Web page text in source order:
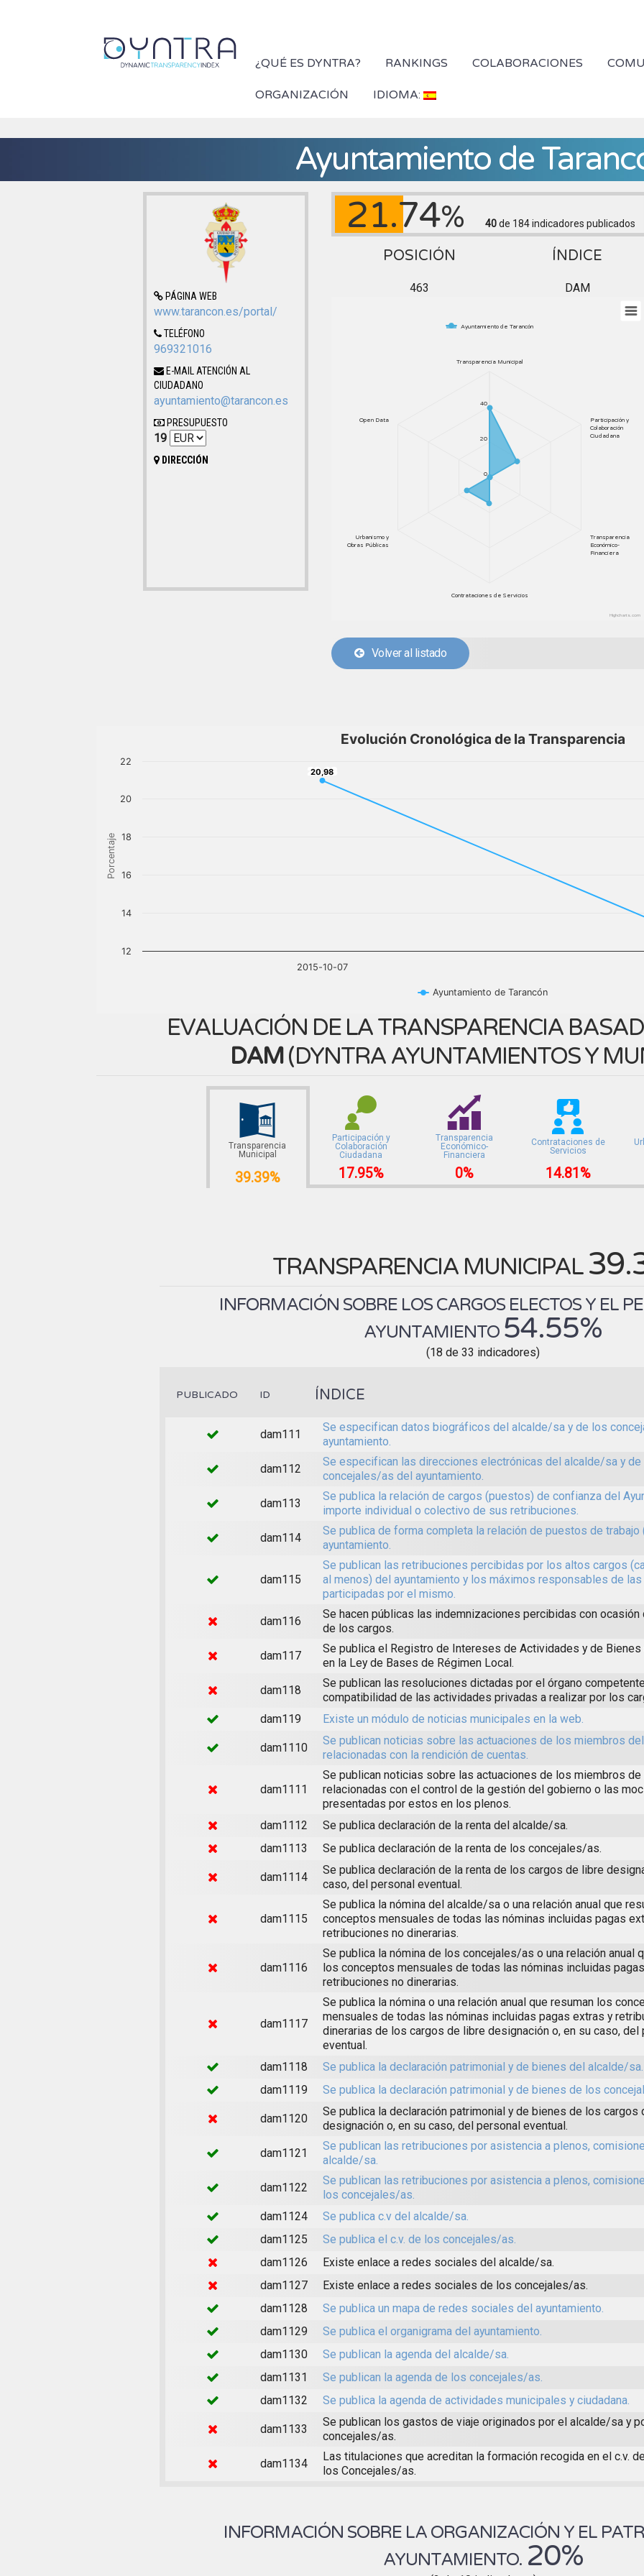
¿QUÉ ES DYNTRA? RANKINGS COLABORACIONES
ORGANIZACIÓN IDIOMA:
Ayuntamiento de
PÁGINA WEB
www.tarancon.es/portal/
TELÉFONO
969321016
E-MAIL ATENCIÓN AL
CIUDADANO
ayuntamiento@tarancon.es
PRESUPUESTO
19
DIRECCIÓN
21.74% 40de 184indicadores publicados
POSICIÓN ÍNDICE
463 DAM
Ayuntamiento de Tarancón
Transparencia Municipal
Participación y
Colaboración
Ciudadana
Transparencia
Económico-
Financiera
Contrataciones de Servicios
Urbanismo y
Obras Públicas
Open Data
0
20
40
Highcharts.com
Volver al listado
Porcentaje
Evolución Cronológica de la Transparencia
20,98
20,98
Ayuntamiento de Tarancón
2015-10-07
12
14
16
18
20
22
EVALUACIÓN DE LA TRANSPARENCIA
DAM(DYNTRA AYUNTAMIENTOS Y
Transparencia
Municipal
39.39%
Participación y
Colaboración
Ciudadana
17.95%
Transparencia
Económico-
Financiera
0%
Contrataciones de
Servicios
14.81%
TRANSPARENCIA MUNICIPAL
INFORMACIÓN SOBRE LOS CARGOS ELECTOS Y EL
AYUNTAMIENTO 54.55%
(18 de 33 indicadores)
PUBLICADO ID ÍNDICE
dam111
Se especifican datos biográficos del alcalde/sa y de los
ayuntamiento.
dam112
Se especifican las direcciones electrónicas del alcalde/sa y de
concejales/as del ayuntamiento.
dam113
Se publica la relación de cargos (puestos) de confianza del
importe individual o colectivo de sus retribuciones.
dam114
Se publica de forma completa la relación de puestos de trabajo
ayuntamiento.
dam115
Se publican las retribuciones percibidas por los altos cargos
al menos) del ayuntamiento y los máximos responsables de
participadas por el mismo.
dam116
Se hacen públicas las indemnizaciones percibidas con ocasión
de los cargos.
dam117
Se publica el Registro de Intereses de Actividades y de
en la Ley de Bases de Régimen Local.
dam118
Se publican las resoluciones dictadas por el órgano
compatibilidad de las actividades privadas a realizar por los
dam119
Existe un módulo de noticias municipales en la web.
dam1110
Se publican noticias sobre las actuaciones de los miembros
relacionadas con la rendición de cuentas.
dam1111
Se publican noticias sobre las actuaciones de los miembros
relacionadas con el control de la gestión del gobierno o las
presentadas por estos en los plenos.
dam1112
Se publica declaración de la renta del alcalde/sa.
dam1113
Se publica declaración de la renta de los concejales/as.
dam1114
Se publica declaración de la renta de los cargos de libre
caso, del personal eventual.
dam1115
Se publica la nómina del alcalde/sa o una relación anual que
conceptos mensuales de todas las nóminas incluidas pagas
retribuciones no dinerarias.
dam1116
Se publica la nómina de los concejales/as o una relación anual
los conceptos mensuales de todas las nóminas incluidas
retribuciones no dinerarias.
dam1117
Se publica la nómina o una relación anual que resuman los
mensuales de todas las nóminas incluidas pagas extras y
dinerarias de los cargos de libre designación o, en su caso, del
eventual.
dam1118
Se publica la declaración patrimonial y de bienes del alcalde/sa.
dam1119
Se publica la declaración patrimonial y de bienes de los
dam1120
Se publica la declaración patrimonial y de bienes de los cargos
designación o, en su caso, del personal eventual.
dam1121
Se publican las retribuciones por asistencia a plenos,
alcalde/sa.
dam1122
Se publican las retribuciones por asistencia a plenos,
los concejales/as.
dam1124
Se publica c.v del alcalde/sa.
dam1125
Se publica el c.v. de los concejales/as.
dam1126
Existe enlace a redes sociales del alcalde/sa.
dam1127
Existe enlace a redes sociales de los concejales/as.
dam1128
Se publica un mapa de redes sociales del ayuntamiento.
dam1129
Se publica el organigrama del ayuntamiento.
dam1130
Se publican la agenda del alcalde/sa.
dam1131
Se publican la agenda de los concejales/as.
dam1132
Se publica la agenda de actividades municipales y ciudadana.
dam1133
Se publican los gastos de viaje originados por el alcalde/sa y
concejales/as.
dam1134
Las titulaciones que acreditan la formación recogida en el c.v.
los Concejales/as.
INFORMACIÓN SOBRE LA ORGANIZACIÓN Y EL
AYUNTAMIENTO. 20%